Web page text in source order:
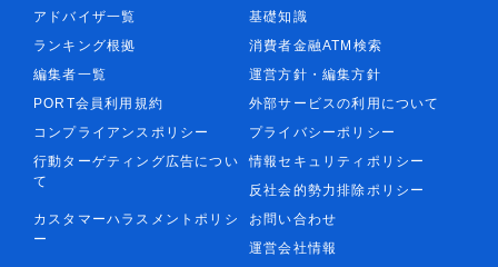
アドバイザ一覧
基礎知識
ランキング根拠
消費者金融ATM検索
編集者一覧
運営方針・編集方針
PORT会員利用規約
外部サービスの利用について
コンプライアンスポリシー
プライバシーポリシー
行動ターゲティング広告につい
て
情報セキュリティポリシー
反社会的勢力排除ポリシー
カスタマーハラスメントポリシ
ー
お問い合わせ
運営会社情報